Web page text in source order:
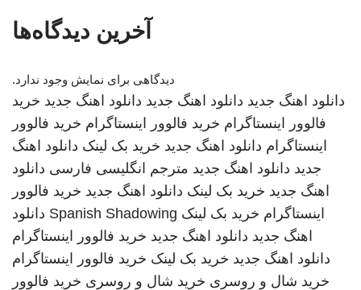
آخرین دیدگاه‌ها
دیدگاهی برای نمایش وجود ندارد.
دانلود اهنگ جدید دانلود اهنگ جدید دانلود اهنگ جدید خرید
فالوور اینستاگرام خرید فالوور اینستاگرام خرید فالوور
اینستاگرام دانلود اهنگ جدید خرید بک لینک دانلود اهنگ
جدید دانلود اهنگ جدید مترجم انگلیسی فارسی دانلود
اهنگ جدید خرید بک لینک دانلود اهنگ جدید خرید فالوور
اینستاگرام خرید بک لینک Spanish Shadowing دانلود
اهنگ جدید دانلود اهنگ جدید خرید فالوور اینستاگرام
دانلود اهنگ جدید خرید بک لینک خرید فالوور اینستاگرام
خرید شال و روسری خرید شال و روسری خرید فالوور